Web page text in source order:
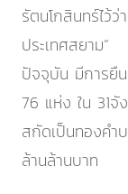
รัตนโกสินทร์ไว้ว่
ประเทศสยาม”
ปัจจุบัน มีการยืน
76 แห่ง ใน 31
สกัดเป็นทองคำ
ล้านล้านบาท